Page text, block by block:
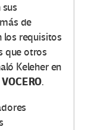
de
los requisitos
que otros
Keleher en
.